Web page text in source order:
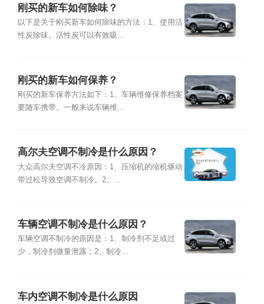
刚买的新车如何除味？
以下是关于刚买新车如何除味的方法：1、使用活
性炭除味。活性炭可以有效吸...
刚买的新车如何保养？
刚买的新车保养方法如下：1、车辆维修保养档案
要随车携带。一般来说车辆维...
高尔夫空调不制冷是什么原因？
大众高尔夫空调不冷原因：1、压缩机的缩机驱动
带过松导致空调不制冷。2、...
车辆空调不制冷是什么原因？
车辆空调不制冷的原因是：1、制冷剂不足或过
少，制冷剂微量泄露；2、制冷...
车内空调不制冷是什么原因